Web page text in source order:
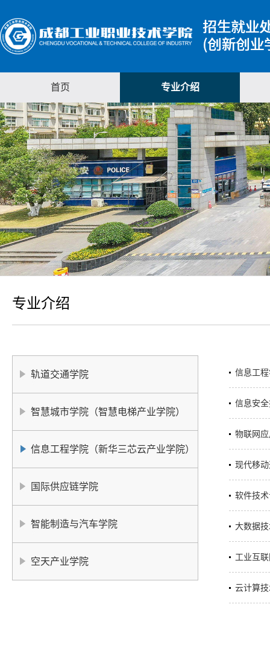
首页 专业介绍
专业介绍
轨道交通学院
智慧城市学院（智慧电梯产业学院）
信息工程学院（新华三芯云产业学院）
国际供应链学院
智能制造与汽车学院
空天产业学院
信息工
信息安
物联网
现代移
软件技
大数据
工业互
云计算